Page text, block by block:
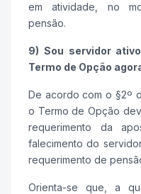
em atividade, no
pensão.
9) Sou servidor
Termo de Opção
De acordo com o §2º
o Termo de Opção
requerimento da
falecimento do
requerimento de
Orienta-se que, a